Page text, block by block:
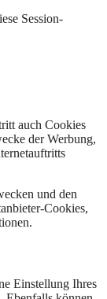
Session-
auch Cookies
der Werbung,
und den
Cookies,
Einstellung Ihres